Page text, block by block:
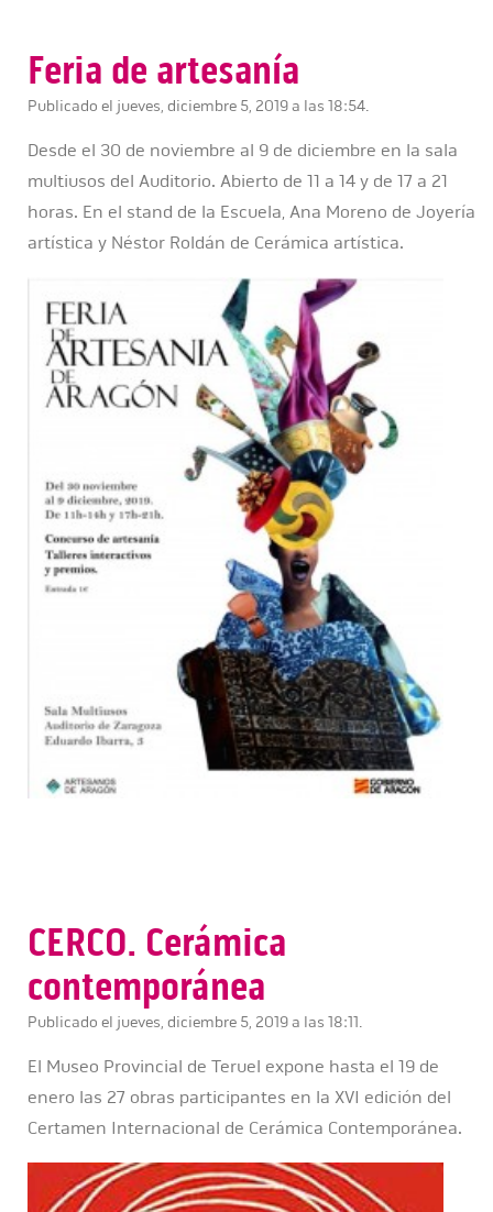
Feria de artesanía
Publicado el jueves, diciembre 5, 2019 a las 18:54.
Desde el 30 de noviembre al 9 de diciembre en la sala
multiusos del Auditorio. Abierto de 11 a 14 y de 17 a 21
horas. En el stand de la Escuela, Ana Moreno de Joyería
artística y Néstor Roldán de Cerámica artística.
CERCO. Cerámica
contemporánea
Publicado el jueves, diciembre 5, 2019 a las 18:11.
El Museo Provincial de Teruel expone hasta el 19 de
enero las 27 obras participantes en la XVI edición del
Certamen Internacional de Cerámica Contemporánea.